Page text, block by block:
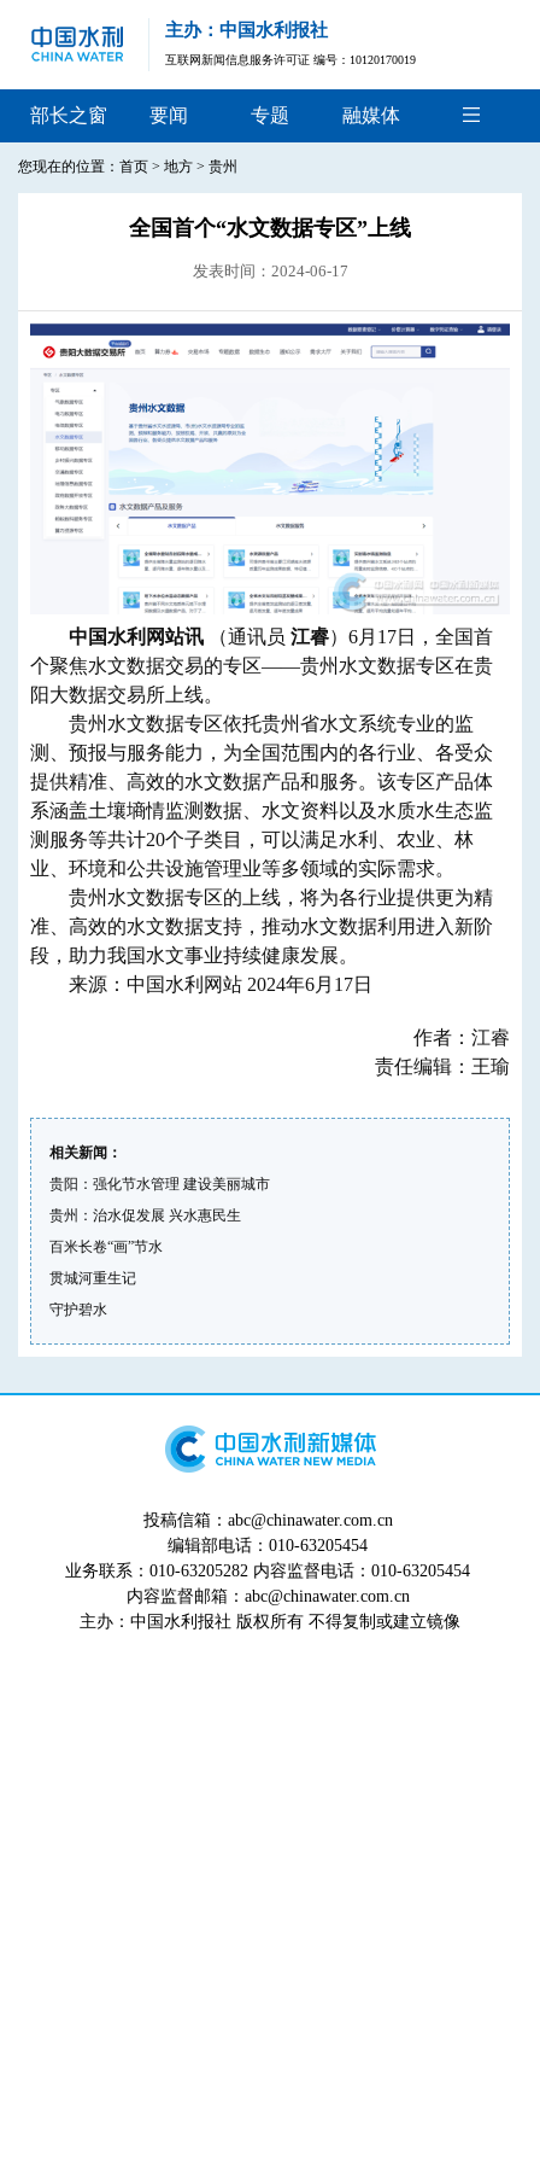
主办：中国水利报社
互联网新闻信息服务许可证 编号：10120170019
部长之窗 要闻 专题 融媒体
您现在的位置： 首页 > 地方 > 贵州
全国首个“水文数据专区”上线
发表时间：2024-06-17
中国水利 网站讯 （通讯员 江睿） 6月17日， 全国首
个聚焦水文数据交易的专区——贵州 水文数据专区在贵
阳大数据交易所 上线。
贵州 水文数据专区依托贵州省水文系统专业的监
测、预报与服务能力， 为全国范围内的各行业、各受众
提供精准、高效的水文数据产品和服务。 该专区产品体
系涵盖土壤墒情监测数据、水文资料以及水质水生态监
测服务等共计20个子类目 ， 可以满足水利、 农业、林
业、 环境和公共设施管理业等多领域的实际需求。
贵州 水文数据专区的上线，将为各行业提供更为精
准、高效的水文数据支持，推动水文数据利用进入新阶
段，助力我国水文事业持续健康发展。
来源：中国水利网站 2024年6月17日
作者：江睿
责任编辑：王瑜
相关新闻：
贵阳：强化节水管理 建设美丽城市
贵州：治水促发展 兴水惠民生
百米长卷“画”节水
贯城河重生记
守护碧水
投稿信箱：abc@chinawater.com.cn
编辑部电话：010-63205454
业务联系：010-63205282 内容监督电话：010-63205454
内容监督邮箱：abc@chinawater.com.cn
主办： 中国水利报社 版权所有 不得复制或建立镜像